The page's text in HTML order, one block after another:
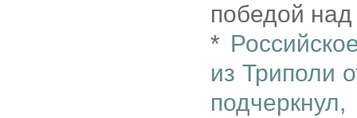
победой
*
из Триполи